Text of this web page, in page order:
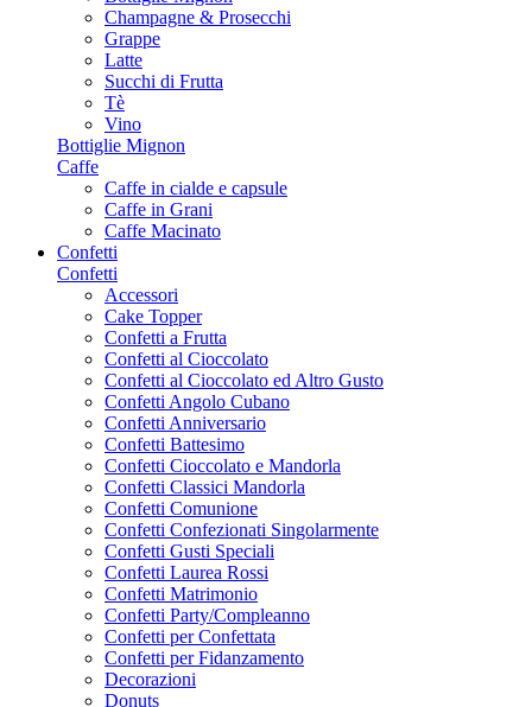
Champagne & Prosecchi
Grappe
Latte
Succhi di Frutta
Tè
Vino
Bottiglie Mignon
Caffe
Caffe in cialde e capsule
Caffe in Grani
Caffe Macinato
Confetti
Confetti
Accessori
Cake Topper
Confetti a Frutta
Confetti al Cioccolato
Confetti al Cioccolato ed Altro Gusto
Confetti Angolo Cubano
Confetti Anniversario
Confetti Battesimo
Confetti Cioccolato e Mandorla
Confetti Classici Mandorla
Confetti Comunione
Confetti Confezionati Singolarmente
Confetti Gusti Speciali
Confetti Laurea Rossi
Confetti Matrimonio
Confetti Party/Compleanno
Confetti per Confettata
Confetti per Fidanzamento
Decorazioni
Donuts